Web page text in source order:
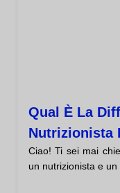
Qual È La
Nutrizionista
Ciao! Ti sei mai
un nutrizionista e un